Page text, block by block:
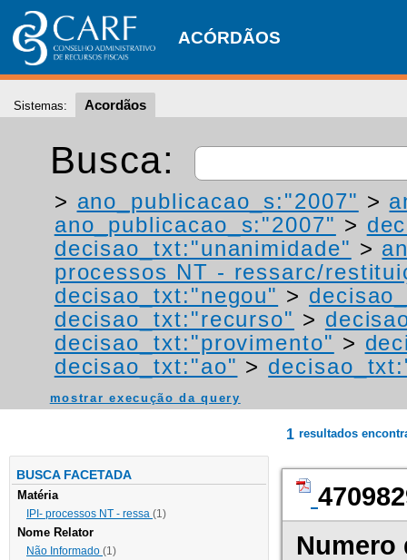
ACÓRDÃOS
Sistemas: Acordãos
Busca:
> ano_publicacao_s:"2007" >
ano_publicacao_s:"2007" >
decisao_txt:"unanimidade" >
processos NT - ressarc/
decisao_txt:"negou" >
decisao_txt:"recurso" >
decisao_txt:"provimento" >
decisao_txt:"ao" >
mostrar execução da query
BUSCA FACETADA
Matéria
IPI- processos NT - ressa (1)
Nome Relator
Não Informado (1)
1 resultados
Numero